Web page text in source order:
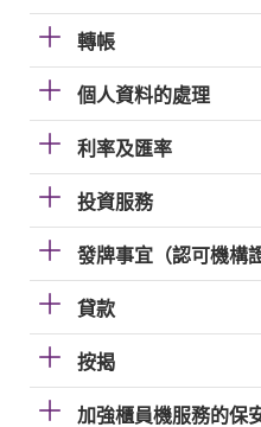
轉帳
個人資料的處理
利率及匯率
投資服務
發牌事宜（認可機構
貸款
按揭
加強櫃員機服務的保